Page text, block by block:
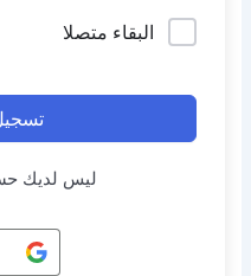
البقاء متصلا
ليس لديك